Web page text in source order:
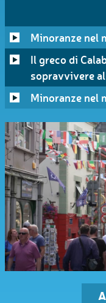
Minoranze nel
Il greco di
sopravvivere
Minoranze nel